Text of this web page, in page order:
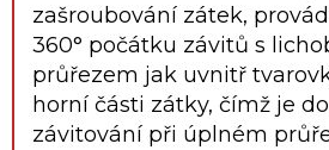
zašroubování zátek,
360° počátku závitů s
průřezem jak uvnitř
horní části zátky, čímž je
závitování při úplném